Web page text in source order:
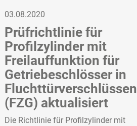
03.08.2020
Prüfrichtlinie für
Profilzylinder mit
Freilauffunktion für
Getriebeschlösser in
Fluchttürverschlüssen
(FZG) aktualisiert
Die Richtlinie für Profilzylinder mit